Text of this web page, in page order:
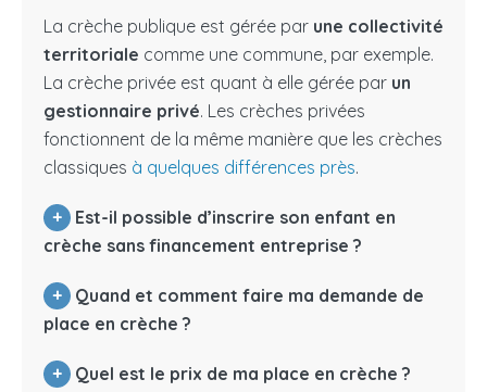
La crèche publique est gérée par une collectivité
territoriale comme une commune, par exemple.
La crèche privée est quant à elle gérée par un
gestionnaire privé. Les crèches privées
fonctionnent de la même manière que les crèches
classiques à quelques différences près.
+
Est-il possible d’inscrire son enfant en
crèche sans financement entreprise ?
+
Quand et comment faire ma demande de
place en crèche ?
+ Quel est le prix de ma place en crèche ?